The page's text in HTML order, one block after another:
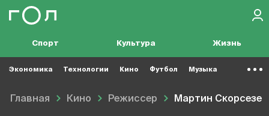
Спорт Культура Жизнь
Экономика Технологии Кино Футбол Музыка
Главная Кино Режиссер Мартин Скорсезе